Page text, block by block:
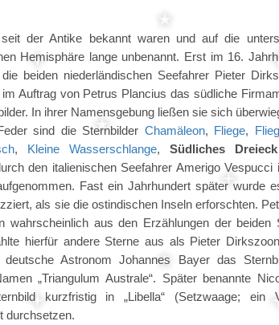
der Antike bekannt waren und auf die
Hemisphäre lange unbenannt. Erst im 16.
beiden niederländischen Seefahrer Pieter
Auftrag von Petrus Plancius das südliche
In ihrer Namensgebung ließen sie sich
sind die Sternbilder Chamäleon, Fliege,
, Kleine Wasserschlange, Südliches Dreieck
den italienischen Seefahrer Amerigo Vespucci
Fast ein Jahrhundert später wurde
als sie die ostindischen Inseln erforschten.
wahrscheinlich aus den Erzählungen der beiden
hierfür andere Sterne aus als Pieter
Astronom Johannes Bayer das
„Triangulum Australe“. Später benannte
kurzfristig in „Libella“ (Setzwaage; ein
durchsetzen.